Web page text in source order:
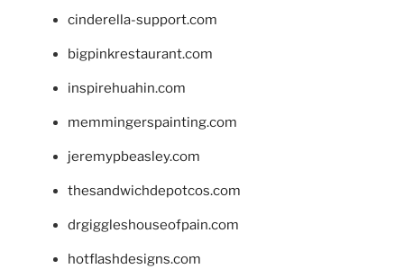
cinderella-support.com
bigpinkrestaurant.com
inspirehuahin.com
memmingerspainting.com
jeremypbeasley.com
thesandwichdepotcos.com
drgiggleshouseofpain.com
hotflashdesigns.com